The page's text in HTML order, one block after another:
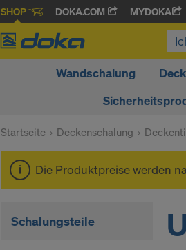
SHOP DOKA.COM MYDOKA
Wandschalung
Startseite Deckenschalung
Die Produktpreise werden
Schalungsteile